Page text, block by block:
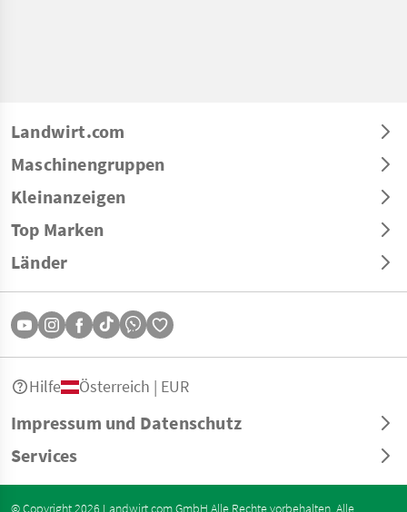
Landwirt.com
Maschinengruppen
Kleinanzeigen
Top Marken
Länder
Impressum und Datenschutz
Services
Hilfe Österreich | EUR
© Copyright 2026 Landwirt.com GmbH Alle Rechte vorbehalten. Alle